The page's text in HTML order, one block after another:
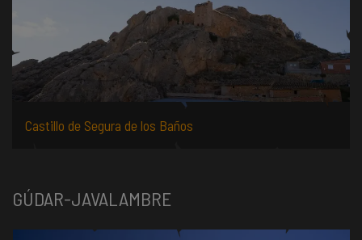
Castillo de Segura de los Baños
GÚDAR-JAVALAMBRE